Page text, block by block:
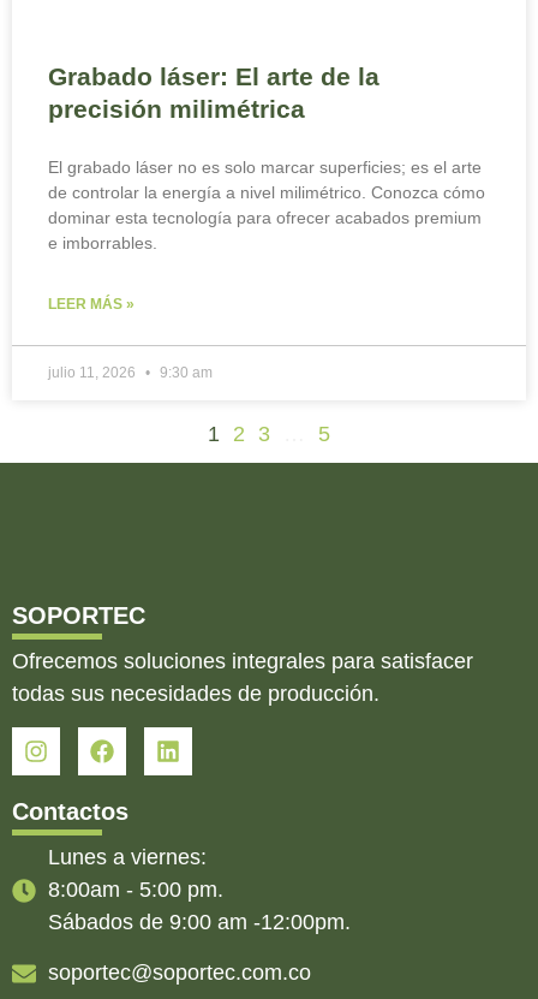
Grabado láser: El arte de la
precisión milimétrica
El grabado láser no es solo marcar superficies; es el arte
de controlar la energía a nivel milimétrico. Conozca cómo
dominar esta tecnología para ofrecer acabados premium
e imborrables.
LEER MÁS »
julio 11, 2026 9:30 am
1 2 3 5
SOPORTEC
Ofrecemos soluciones integrales para satisfacer
todas sus necesidades de producción.
Contactos
Lunes a viernes:
8:00am - 5:00 pm.
Sábados de 9:00 am -12:00pm.
soportec@soportec.com.co